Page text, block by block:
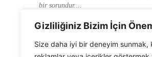
Gizliliğiniz Bizim İçin
Size daha iyi bir deneyim sunmak,
bir sorundur....